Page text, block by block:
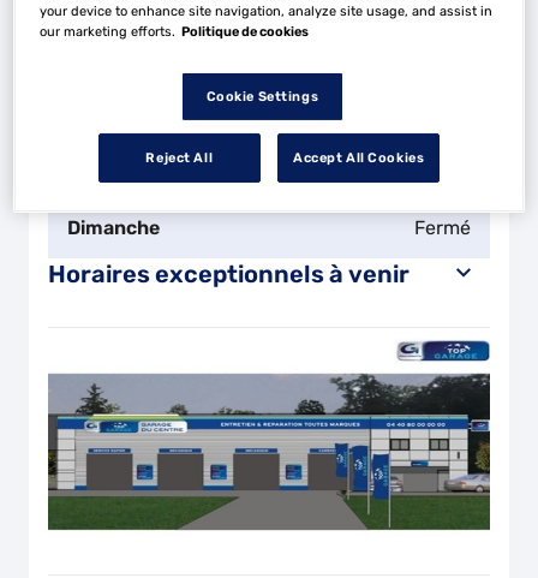
Jeudi
Fermé
Dimanche Fermé
Horaires exceptionnels à venir
your device to enhance site navigation, analyze site usage, and assist in
our marketing efforts. Politique de cookies
Cookie Settings
Reject All Accept All Cookies